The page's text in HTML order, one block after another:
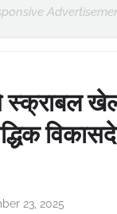
स्क्राबल
23, 2025